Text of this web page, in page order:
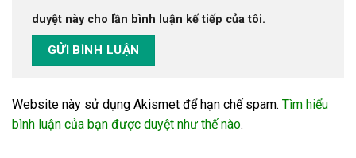
duyệt này cho lần bình luận kế tiếp của tôi.
Website này sử dụng Akismet để hạn chế spam. Tìm hiểu
bình luận của bạn được duyệt như thế nào.